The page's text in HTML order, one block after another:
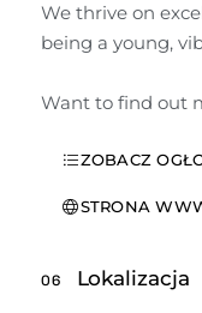
We thrive on
being a young,
Want to find out
ZOBACZ
STRONA
06 Lokalizacja